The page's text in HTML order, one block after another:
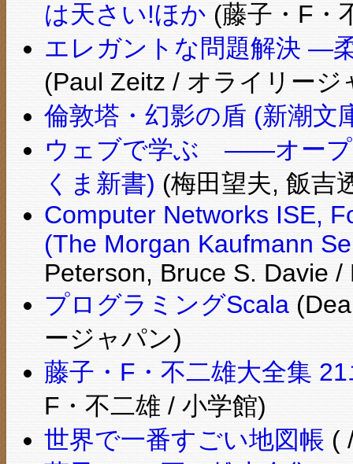
は天さい!ほか (藤子・F・
エレガントな問題解決 ―
(Paul Zeitz / オライリージ
倫敦塔・幻影の盾 (新潮文
ウェブで学ぶ ――オープ
くま新書) (梅田望夫, 飯吉
Computer Networks ISE,
(The Morgan Kaufmann
Peterson, Bruce S. Davie
プログラミングScala
ージャパン)
藤子・F・不二雄大全集
F・不二雄 / 小学館)
世界で一番すごい地図帳 (